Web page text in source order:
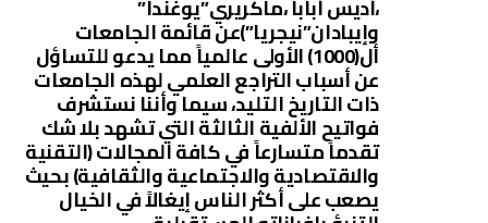
،أديس أبابا ،ماكريري”يوغندا”
وإيبادان”نيجريا”)عن قائمة الجامعات
أل(1000) الأولى عالمياً مما يدعو للتساؤل
عن أسباب التراجع العلمي لهذه الجامعات
ذات التاريخ التليد، سيما وأننا نستشرف
فواتيح الألفية الثالثة التي تشهد بلا شك
تقدماً متسارعاً في كافة المجالات (التقنية
والاقتصادية والاجتماعية والثقافية) بحيث
يصعب على أكثر الناس إيغالاً في الخيال